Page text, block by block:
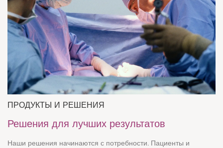
ПРОДУКТЫ И РЕШЕНИЯ
Решения для лучших результатов
Наши решения начинаются с потребности. Пациенты и